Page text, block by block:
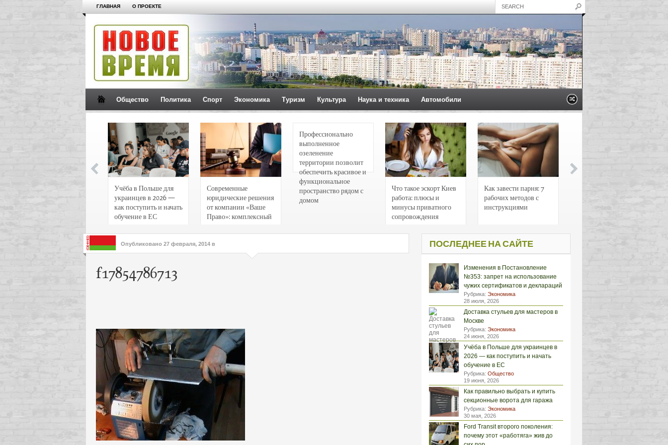
ГЛАВНАЯ О ПРОЕКТЕ
Общество Политика Спорт Экономика Туризм Культура Наука и техника Автомобили
Учёба в Польше для
украинцев в 2026 —
как поступить и начать
обучение в ЕС
Современные
юридические решения
от компании «Ваше
Право»: комплексный
интересов клиентов
Профессионально
выполненное
озеленение
территории позволит
обеспечить красивое и
функциональное
пространство рядом с
домом
Что такое эскорт Киев
работа: плюсы и
минусы приватного
сопровождения
Как завести парня: 7
рабочих методов с
инструкциями
Опубликовано 27 февраля, 2014 в
f17854786713
ПОСЛЕДНЕЕ НА САЙТЕ
Изменения в Постановление
№353: запрет на использование
чужих сертификатов и деклараций
Рубрика: Экономика
28 июля, 2026
Доставка стульев для мастеров в
Москве
Рубрика: Экономика
24 июня, 2026
Учёба в Польше для украинцев в
2026 — как поступить и начать
обучение в ЕС
Рубрика: Общество
19 июня, 2026
Как правильно выбрать и купить
секционные ворота для гаража
Рубрика: Экономика
30 мая, 2026
Ford Transit второго поколения:
почему этот «работяга» жив до